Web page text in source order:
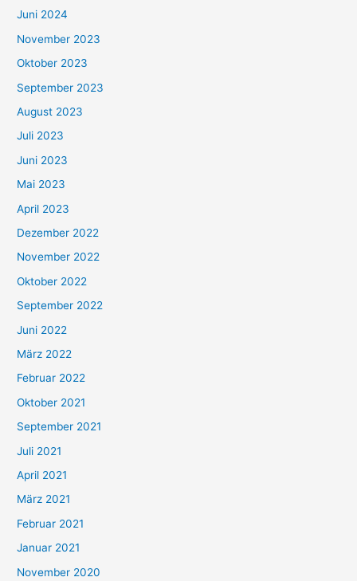
Juni 2024
November 2023
Oktober 2023
September 2023
August 2023
Juli 2023
Juni 2023
Mai 2023
April 2023
Dezember 2022
November 2022
Oktober 2022
September 2022
Juni 2022
März 2022
Februar 2022
Oktober 2021
September 2021
Juli 2021
April 2021
März 2021
Februar 2021
Januar 2021
November 2020